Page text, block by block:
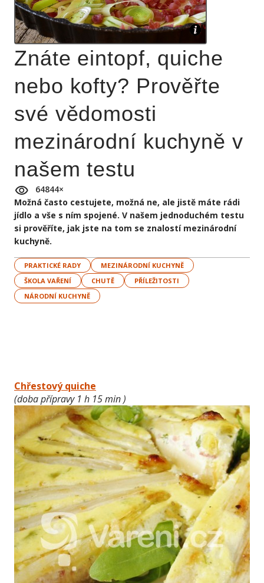
Znáte eintopf, quiche
nebo kofty? Prověřte
své vědomosti
mezinárodní kuchyně v
našem testu
64844×
Možná často cestujete, možná ne, ale jistě máte rádi
jídlo a vše s ním spojené. V našem jednoduchém testu
si prověříte, jak jste na tom se znalostí mezinárodní
kuchyně.
PRAKTICKÉ RADY
MEZINÁRODNÍ KUCHYNĚ
ŠKOLA VAŘENÍ
CHUTĚ
PŘÍLEŽITOSTI
NÁRODNÍ KUCHYNĚ
Chřestový quiche
(doba přípravy 1 h 15 min )